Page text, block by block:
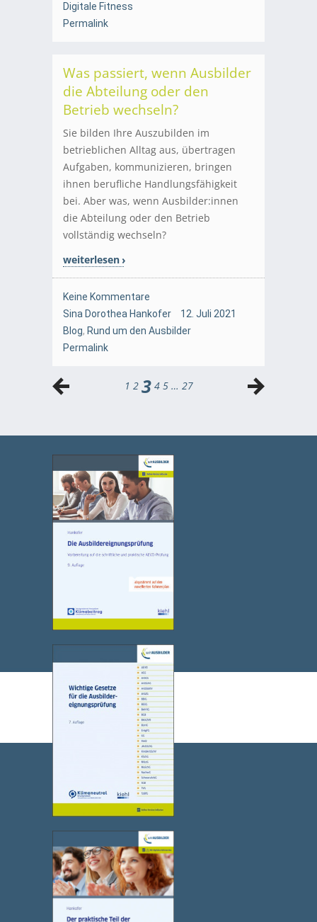
Digitale Fitness
Permalink
Was passiert, wenn Ausbilder
die Abteilung oder den
Betrieb wechseln?
Sie bilden Ihre Auszubilden im
betrieblichen Alltag aus, übertragen
Aufgaben, kommunizieren, bringen
ihnen berufliche Handlungsfähigkeit
bei. Aber was, wenn Ausbilder:innen
die Abteilung oder den Betrieb
vollständig wechseln?
weiterlesen
Keine Kommentare
Sina Dorothea Hankofer
12. Juli 2021
Blog, Rund um den Ausbilder
Permalink
1 2 3 4 5 … 27